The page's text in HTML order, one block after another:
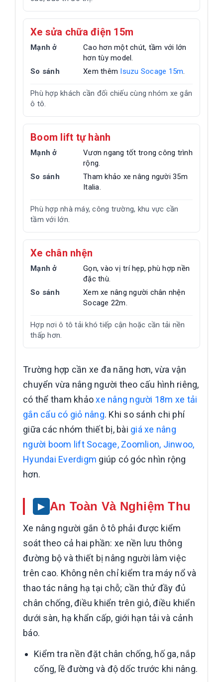
Xe sửa chữa điện 15m
Mạnh ở
Cao hơn một chút, tầm với lớn
hơn tùy model.
So sánh
Xem thêm Isuzu Socage 15m.
Phù hợp khách cần đối chiếu cùng nhóm xe gắn
ô tô.
Boom lift tự hành
Mạnh ở
Vươn ngang tốt trong công trình
rộng.
So sánh
Tham khảo xe nâng người 35m
Italia.
Phù hợp nhà máy, công trường, khu vực cần
tầm với lớn.
Xe chân nhện
Mạnh ở
Gọn, vào vị trí hẹp, phù hợp nền
đặc thù.
So sánh
Xem xe nâng người chân nhện
Socage 22m.
Hợp nơi ô tô tải khó tiếp cận hoặc cần tải nền
thấp hơn.
Trường hợp cần xe đa năng hơn, vừa vận
chuyển vừa nâng người theo cấu hình riêng,
có thể tham khảoxe nâng người 18m xe tải
gắn cẩu có giỏ nâng. Khi so sánh chi phí
giữa các nhóm thiết bị, bài giá xe nâng
người boom lift Socage, Zoomlion, Jinwoo,
Hyundai Everdigm giúp có góc nhìn rộng
hơn.
An Toàn Và Nghiệm Thu
Xe nâng người gắn ô tô phải được kiểm
soát theo cả hai phần: xe nền lưu thông
đường bộ và thiết bị nâng người làm việc
trên cao. Không nên chỉ kiểm tra máy nổ và
thao tác nâng hạ tại chỗ; cần thử đầy đủ
chân chống, điều khiển trên giỏ, điều khiển
dưới sàn, hạ khẩn cấp, giới hạn tải và cảnh
báo.
Kiểm tra nền đặt chân chống, hố ga, nắp
cống, lề đường và độ dốc trước khi nâng.